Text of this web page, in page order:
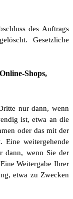
des Auftrags
Gesetzliche
Shops,
nur dann, wenn
ist, etwa an die
oder das mit der
Eine weitergehende
dann, wenn Sie der
Weitergabe Ihrer
etwa zu Zwecken